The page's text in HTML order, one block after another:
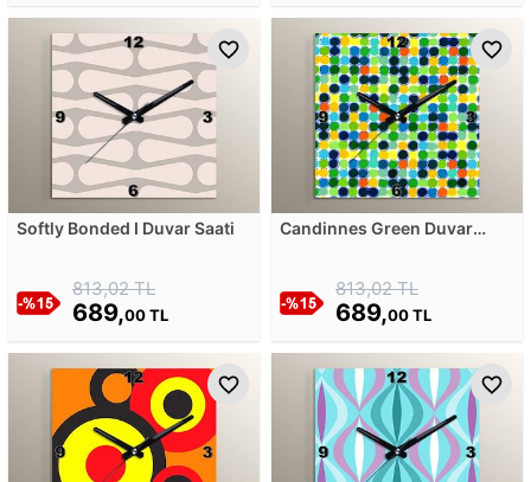
Softly Bonded I Duvar Saati
813,02 TL
689,00 TL
Candinnes Green Duvar
813,02 TL
689,00 TL